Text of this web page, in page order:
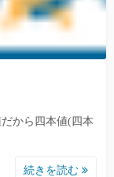
から四本値(四本
続きを読む